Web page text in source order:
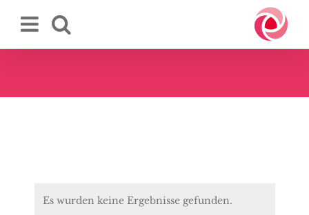
Inhalt
Es wurden keine Ergebnisse gefunden.